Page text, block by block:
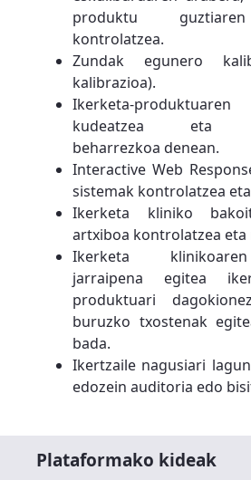
produktu
kontrolatzea.
Zundak egunero
kalibrazioa).
Ikerketa-
kudeatzea eta
beharrezkoa denean.
Interactive Web
sistemak kontrolatzea
Ikerketa kliniko
artxiboa kontrolatzea eta
Ikerketa
jarraipena egitea
produktuari
buruzko txostenak
bada.
Ikertzaile nagusiari
edozein auditoria edo
Plataformako kideak